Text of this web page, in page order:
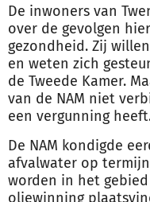
De inwoners van
over de gevolgen
gezondheid. Zij
en weten zich
de Tweede Kamer.
van de NAM niet
een vergunning
De NAM kondigde
afvalwater op
worden in het
oliewinning